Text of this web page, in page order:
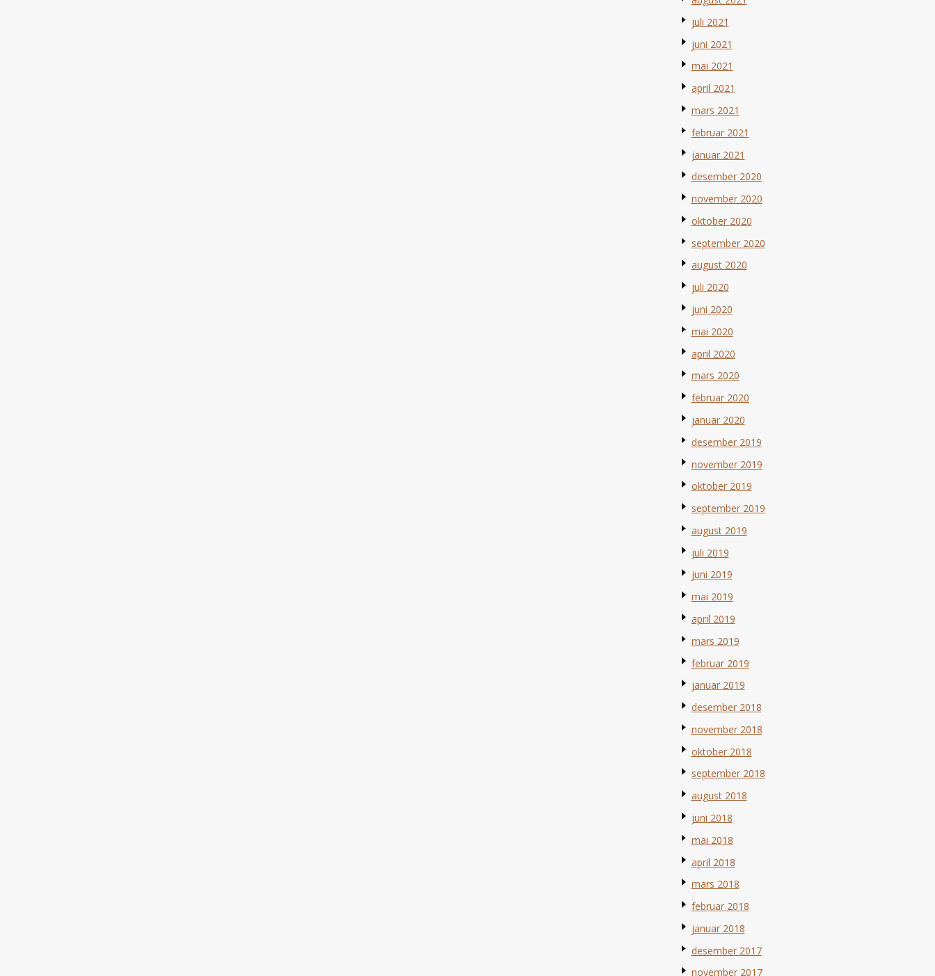
juli 2021
juni 2021
mai 2021
april 2021
mars 2021
februar 2021
januar 2021
desember 2020
november 2020
oktober 2020
september 2020
august 2020
juli 2020
juni 2020
mai 2020
april 2020
mars 2020
februar 2020
januar 2020
desember 2019
november 2019
oktober 2019
september 2019
august 2019
juli 2019
juni 2019
mai 2019
april 2019
mars 2019
februar 2019
januar 2019
desember 2018
november 2018
oktober 2018
september 2018
august 2018
juni 2018
mai 2018
april 2018
mars 2018
februar 2018
januar 2018
desember 2017
november 2017